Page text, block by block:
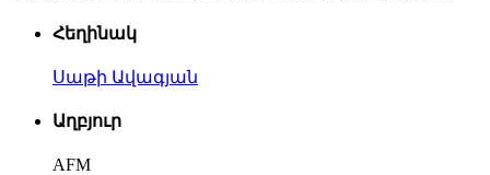
Հեղինակ
Սաթի Ավագյան
Աղբյուր
AFM